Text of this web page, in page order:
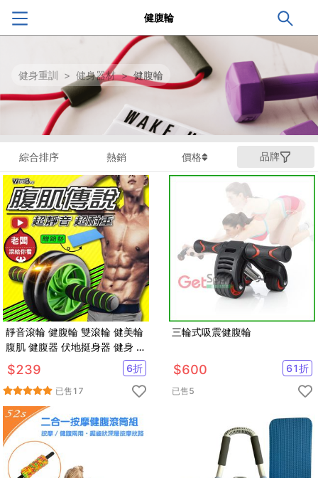
健腹輪
健身重訓 > 健身器材 > 健腹輪
綜合排序 熱銷 價格 品牌
靜音滾輪 健腹輪 雙滾輪 健美輪
腹肌 健腹器 伏地挺身器 健身 美
腿 減肥 增肌 燃脂
$239 6折
已售 17
三輪式吸震健腹輪
$600 61折
已售5